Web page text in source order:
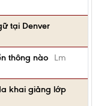
tại Denver
thông nào
Lm
khai giảng lớp